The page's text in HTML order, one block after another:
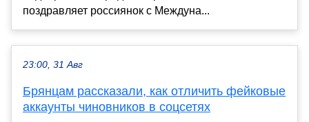
поздравляет россиянок с Междуна...
23:00, 31 Авг
Брянцам рассказали, как отличить фейковые
аккаунты чиновников в соцсетях